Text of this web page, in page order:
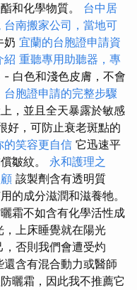
和化學物質。 台中居
台南搬家公司，當地可
奶 宜蘭的台胞證申請資
紹 重聽專用助聽器，專
- 白色和淺色皮膚，不會
台胞證申請的完整步驟
，並且全天暴露於敏感
好，可防止衰老斑點的
的笑容更自信 它迅速平
皺紋。 永和護理之
該製劑含有透明質
的成分滋潤和滋養牠。
霜不如含有化學活性成
上床睡覺就在陽光
否則我們會遭受灼
含有混合動力或醫師
曬霜，因此我不推薦它